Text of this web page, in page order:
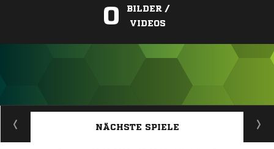
0
BILDER /
VIDEOS
ANZEIGE
NÄCHSTE SPIELE